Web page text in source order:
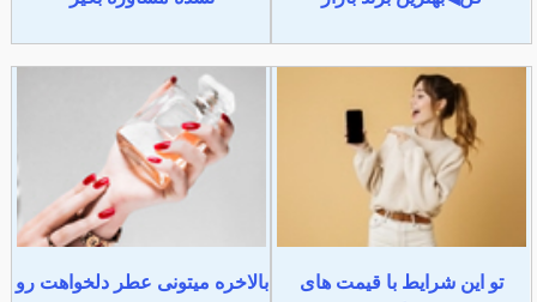
تو این شرایط با قیمت های
بالاخره میتونی عطر دلخواهت رو